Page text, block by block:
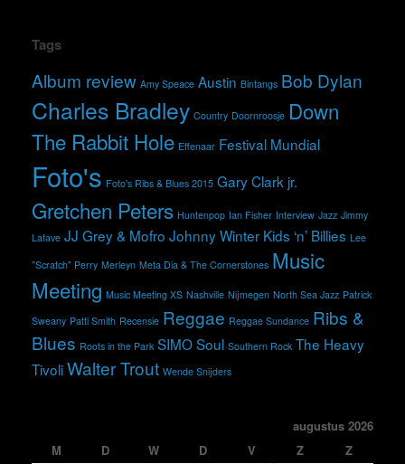
Tags
Album review Amy Speace Austin Bintangs Bob Dylan
Charles Bradley Country Doornroosje Down
The Rabbit Hole Effenaar Festival Mundial
Foto's Foto's Ribs & Blues 2015 Gary Clark jr.
Gretchen Peters Huntenpop Ian Fisher Interview Jazz Jimmy
Lafave JJ Grey & Mofro Johnny Winter Kids ‘n’ Billies Lee
"Scratch" Perry Merleyn Meta Dia & The Cornerstones Music
Meeting Music Meeting XS Nashville Nijmegen North Sea Jazz Patrick
Sweany Patti Smith Recensie Reggae Reggae Sundance Ribs &
Blues Roots in the Park SIMOSoul Southern Rock The Heavy
TivoliWalter Trout Wende Snijders
augustus 2026
M
D W D V Z
Z